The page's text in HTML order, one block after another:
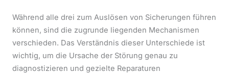
Während alle drei zum Auslösen von Sicherungen führen
können, sind die zugrunde liegenden Mechanismen
verschieden. Das Verständnis dieser Unterschiede ist
wichtig, um die Ursache der Störung genau zu
diagnostizieren und gezielte Reparaturen